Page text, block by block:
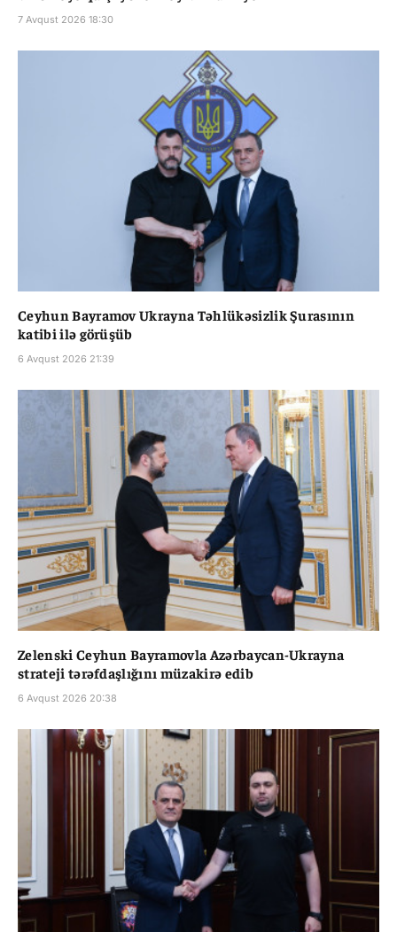
7 Avqust 2026 18:30
Ceyhun Bayramov Ukrayna Təhlükəsizlik Şurasının
katibi ilə görüşüb
6 Avqust 2026 21:39
Zelenski Ceyhun Bayramovla Azərbaycan-Ukrayna
strateji tərəfdaşlığını müzakirə edib
6 Avqust 2026 20:38